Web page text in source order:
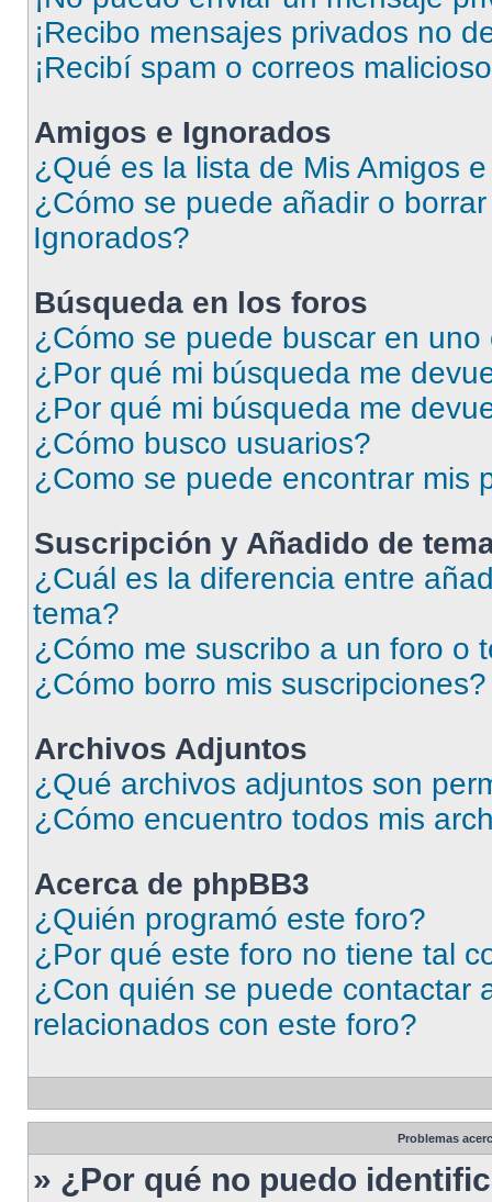
¡Recibo mensajes privados no
¡Recibí spam o correos
Amigos e Ignorados
¿Qué es la lista de Mis Amigos
¿Cómo se puede añadir o
Ignorados?
Búsqueda en los foros
¿Cómo se puede buscar en uno
¿Por qué mi búsqueda me
¿Por qué mi búsqueda me
¿Cómo busco usuarios?
¿Como se puede encontrar mis
Suscripción y Añadido de
¿Cuál es la diferencia entre
tema?
¿Cómo me suscribo a un foro o
¿Cómo borro mis suscripciones?
Archivos Adjuntos
¿Qué archivos adjuntos son
¿Cómo encuentro todos mis
Acerca de phpBB3
¿Quién programó este foro?
¿Por qué este foro no tiene tal
¿Con quién se puede contactar
relacionados con este foro?
Problemas
» ¿Por qué no puedo